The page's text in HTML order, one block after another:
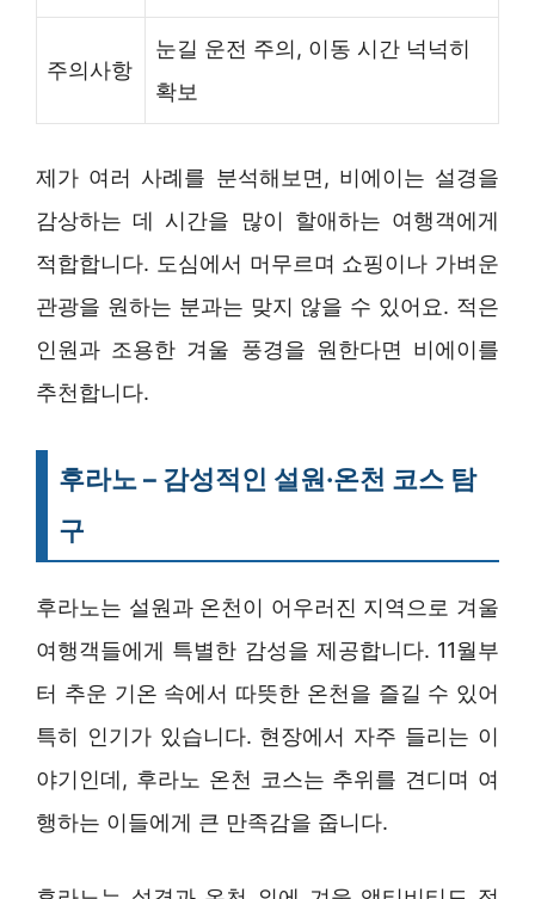
주의사항
눈길 운전 주의, 이동 시간 넉넉히
확보
제가 여러 사례를 분석해보면, 비에이는 설경을
감상하는 데 시간을 많이 할애하는 여행객에게
적합합니다. 도심에서 머무르며 쇼핑이나 가벼운
관광을 원하는 분과는 맞지 않을 수 있어요. 적은
인원과 조용한 겨울 풍경을 원한다면 비에이를
추천합니다.
후라노 – 감성적인 설원·온천 코스 탐
구
후라노는 설원과 온천이 어우러진 지역으로 겨울
여행객들에게 특별한 감성을 제공합니다. 11월부
터 추운 기온 속에서 따뜻한 온천을 즐길 수 있어
특히 인기가 있습니다. 현장에서 자주 들리는 이
야기인데, 후라노 온천 코스는 추위를 견디며 여
행하는 이들에게 큰 만족감을 줍니다.